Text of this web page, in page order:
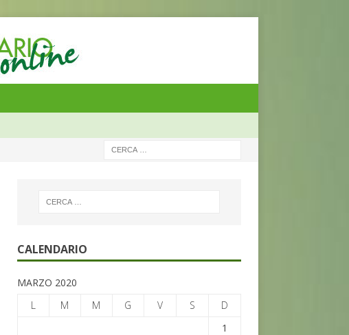
CALENDARIO
MARZO 2020
L
M M G V S
D
1